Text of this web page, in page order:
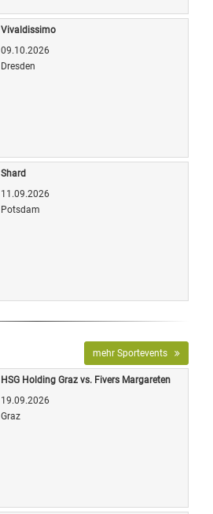
Vivaldissimo
09.10.2026
Dresden
Shard
11.09.2026
Potsdam
mehr Sportevents
HSG Holding Graz vs. Fivers Margareten
19.09.2026
Graz